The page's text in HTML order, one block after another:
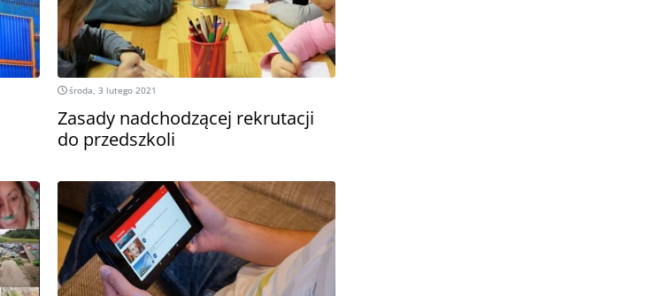
środa, 3 lutego 2021
Zasady nadchodzącej rekrutacji
do przedszkoli